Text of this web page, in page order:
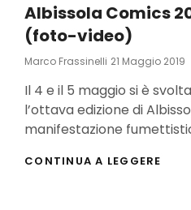
Albissola Comics
(foto-video)
Marco Frassinelli Posted
21 Maggio 2019
Il 4 e il 5 maggio si è
l’ottava edizione di
manifestazione
CONTINUA A LEGGERE